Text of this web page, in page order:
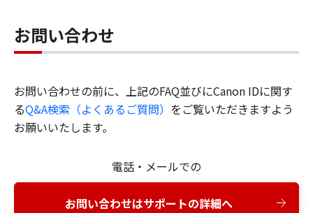
お問い合わせ
お問い合わせの前に、上記のFAQ並びにCanon IDに関す
るQ&A検索（よくあるご質問） をご覧いただきますよう
お願いいたします。
電話・メールでの
お問い合わせはサポートの詳細へ